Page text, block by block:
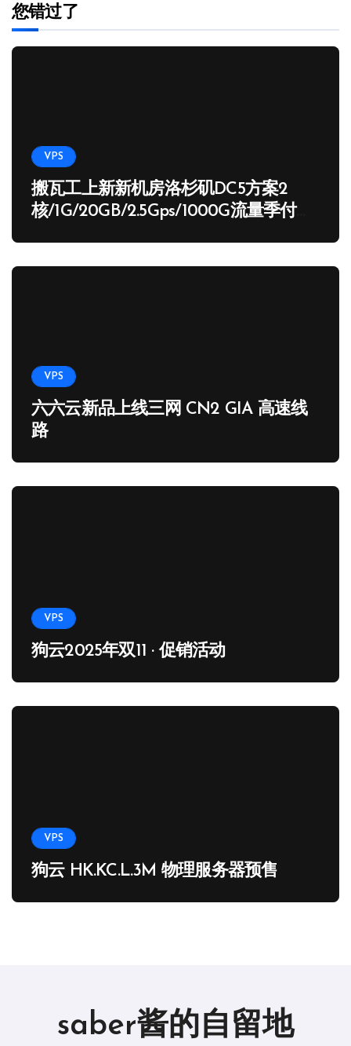
您错过了
VPS
搬瓦工上新新机房洛杉矶DC5方案2
核/1G/20GB/2.5Gps/1000G流量季付
VPS
六六云新品上线三网 CN2 GIA 高速线
路
VPS
狗云2025年双11 · 促销活动
VPS
狗云 HK.KC.L.3M 物理服务器预售
saber酱的自留地